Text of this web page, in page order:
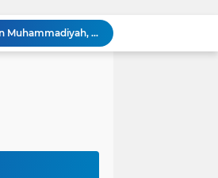
Kapolres Cilegon Perkuat Sinergi dengan Pemkot dan Muhammadiyah, Bersama Jaga Cilegon Tetap Aman serta Kondusif
Polres Cilegon Salurkan 16 Ton Air Bersih, Hadir Ringankan Warga Pulomerak di Tengah Kemarau